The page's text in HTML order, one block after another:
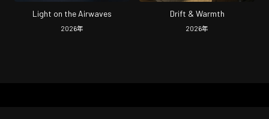
Light on the Airwaves
2026年
Drift & Warmth
2026年